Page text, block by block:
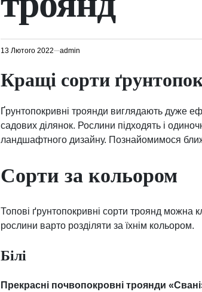
13 Лютого 2022 admin
Кращі сорти
Ґрунтопокривні троянди виглядають дуже
садових ділянок. Рослини підходять і
ландшафтного дизайну. Познайомимося
Сорти за кольором
Топові ґрунтопокривні сорти троянд можна
рослини варто розділяти за їхнім кольором.
Білі
Прекрасні почвопокровні троянди